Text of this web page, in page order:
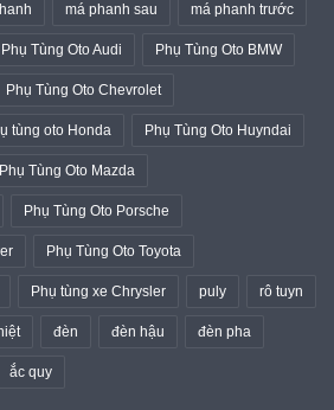
má phanh sau má phanh trước
Phụ Tùng Oto Audi Phụ Tùng Oto BMW
Phụ Tùng Oto Chevrolet
tùng oto Honda Phụ Tùng Oto Huyndai
Phụ Tùng Oto Mazda
Phụ Tùng Oto Porsche
Phụ Tùng Oto Toyota
Phụ tùng xe Chrysler puly rô tuyn
đèn đèn hậu đèn pha
ắc quy